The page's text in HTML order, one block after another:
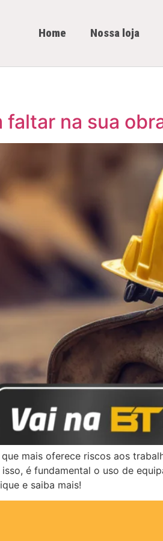
Home Nossa loja
faltar na sua
mais oferece riscos aos
é fundamental o uso de
e saiba mais!